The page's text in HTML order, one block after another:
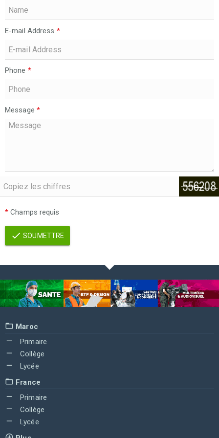
E-mail Address *
Phone *
Message *
* Champs requis
SOUMETTRE
Maroc
Primaire
Collège
Lycée
France
Primaire
Collège
Lycée